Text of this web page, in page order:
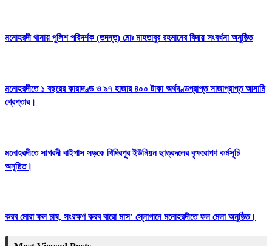
মনোহরদী থানায় পুলিশ পরিদর্শক (তদন্ত) মোঃ মাহতাবুর রহমানের বিদায় সংবর্ধনা অনুষ্ঠিত
মনোহরদীতে ১ বছরের কারাদণ্ড ও ৯৭ হাজার ৪০০ টাকা অর্থদণ্ডপ্রাপ্ত সাজাপ্রাপ্ত আসামি
গ্রেপ্তার।
মনোহরদীতে সাগরদী বাইপাস সড়কে খিদিরপুর ইউনিয়ন ছাত্রদলের বৃক্ষরোপণ কর্মসূচি
অনুষ্ঠিত।
করব মোরা ফল চাষ, সংরক্ষণ করব বারো মাস’ স্লোগানে মনোহরদীতে ফল মেলা অনুষ্ঠিত।